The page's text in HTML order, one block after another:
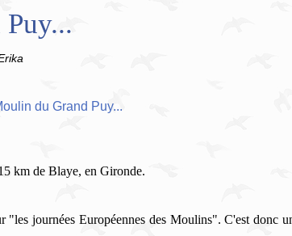
km de Blaye, en Gironde.
"les journées Européennes des Moulins". C'est donc